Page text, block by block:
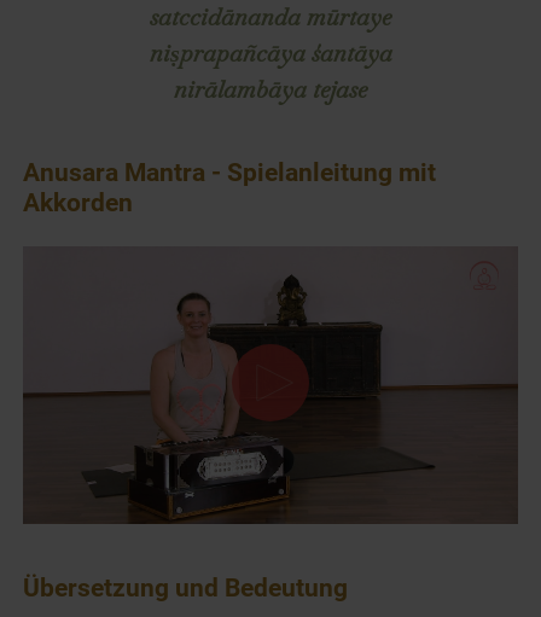
satccidānanda mūrtaye
niṣprapañcāya śantāya
nirālambāya tejase
Anusara Mantra - Spielanleitung mit
Akkorden
of
5
Übersetzung und Bedeutung